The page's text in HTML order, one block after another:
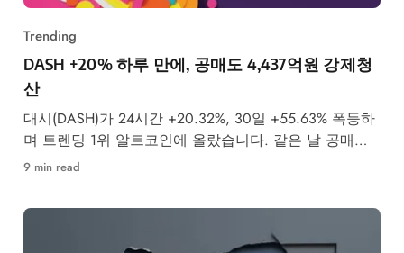
Trending
DASH +20% 하루 만에, 공매도 4,437억원 강제청
산
대시(DASH)가 24시간 +20.32%, 30일 +55.63% 폭등하
며 트렌딩 1위 알트코인에 올랐습니다. 같은 날 공매도
투자자 4,437억원이 강제청산됐습니다.
9 min read